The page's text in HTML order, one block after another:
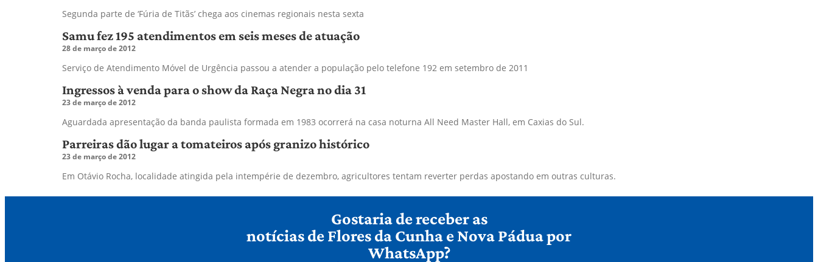
Segunda parte de ‘Fúria de Titãs’ chega aos cinemas regionais nesta sexta
Samu fez 195 atendimentos em seis meses de atuação
28 de março de 2012
Serviço de Atendimento Móvel de Urgência passou a atender a população pelo telefone 192 em setembro de 2011
Ingressos à venda para o show da Raça Negra no dia 31
23 de março de 2012
Aguardada apresentação da banda paulista formada em 1983 ocorrerá na casa noturna All Need Master Hall, em Caxias do Sul.
Parreiras dão lugar a tomateiros após granizo histórico
23 de março de 2012
Em Otávio Rocha, localidade atingida pela intempérie de dezembro, agricultores tentam reverter perdas apostando em outras culturas.
Gostaria de receber as
notícias de Flores da Cunha e Nova Pádua por
WhatsApp?